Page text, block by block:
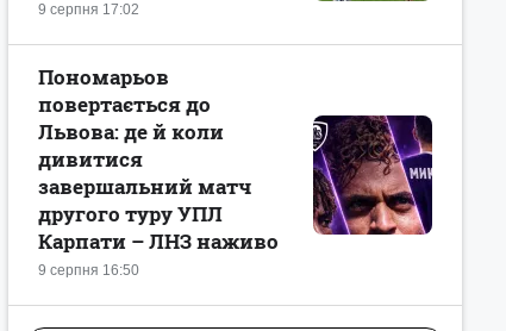
9 серпня 17:02
9 серпня 16:50
Пономарьов
повертається до
Львова: де й коли
дивитися
завершальний матч
другого туру УПЛ
Карпати – ЛНЗ наживо